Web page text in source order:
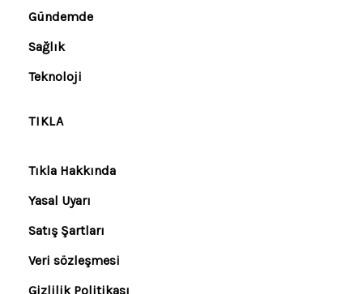
Gündemde
Sağlık
Teknoloji
TIKLA
Tıkla Hakkında
Yasal Uyarı
Satış Şartları
Veri sözleşmesi
Gizlilik Politikası